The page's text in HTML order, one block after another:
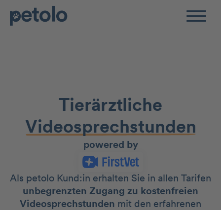
Tierärztliche
Video­­sprech­stunden
powered by
Als petolo Kund:in erhalten Sie in allen Tarifen
un­be­grenzten Zugang zu kosten­freien
Video­sprech­stunden mit den erfahrenen